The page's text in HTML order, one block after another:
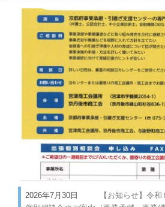
2026年7月30日
【お知らせ】令